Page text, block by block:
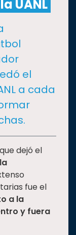
UANL
el
a cada
dejó el
fue el
a la
y fuera